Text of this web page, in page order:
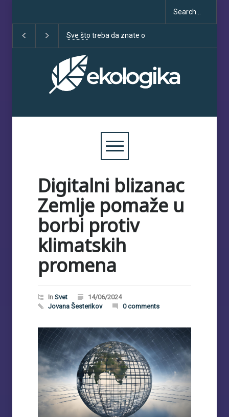
treba da znate o
Klimatske dezinformacije u
porastu uoči COP30
obećanja i
Digitalni blizanac
Zemlje pomaže u
borbi protiv
klimatskih
promena
In Svet
14/06/2024
Jovana Šesterikov
0 comments